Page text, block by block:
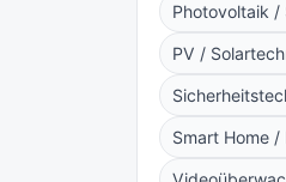
Photovoltaik /
PV /
Smart Home /